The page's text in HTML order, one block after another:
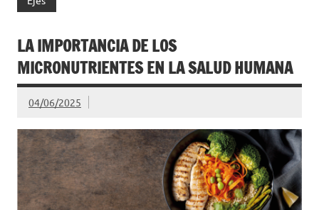
LA IMPORTANCIA DE LOS
MICRONUTRIENTES EN LA SALUD HUMANA
04/06/2025